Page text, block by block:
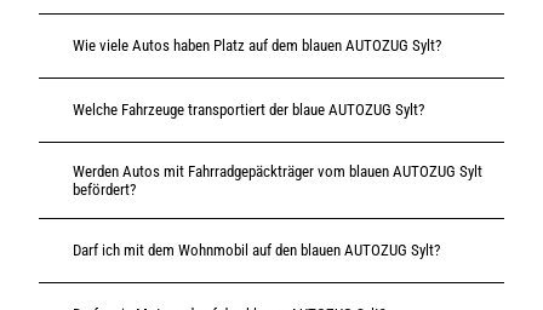
Wie viele Autos haben Platz auf dem blauen AUTOZUG Sylt?
Welche Fahrzeuge transportiert der blaue AUTOZUG Sylt?
Werden Autos mit Fahrradgepäckträger vom blauen AUTOZUG Sylt
befördert?
Darf ich mit dem Wohnmobil auf den blauen AUTOZUG Sylt?